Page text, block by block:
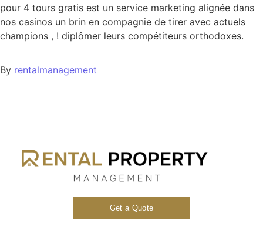
pour 4 tours gratis est un service marketing alignée dans
nos casinos un brin en compagnie de tirer avec actuels
champions , ! diplômer leurs compétiteurs orthodoxes.
By rentalmanagement
Get a Quote